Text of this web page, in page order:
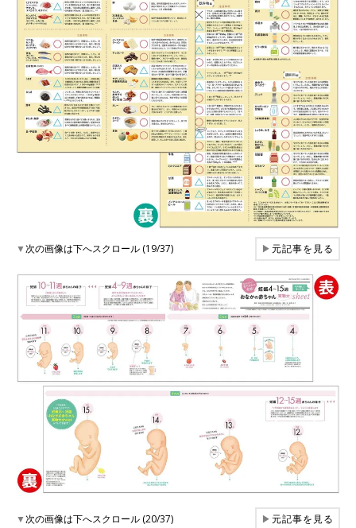
▼次の画像は下へスクロール (19/37) ▶元記事を見る
▼次の画像は下へスクロール (20/37) ▶元記事を見る